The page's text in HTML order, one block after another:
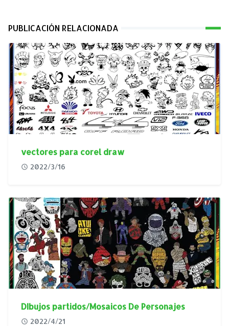
PUBLICACIÓN RELACIONADA
vectores para corel draw
2022/3/16
DIbujos partidos/Mosaicos De Personajes
2022/4/21